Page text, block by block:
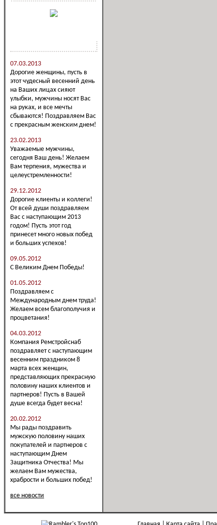
07.03.2013
Дорогие женщины, пусть в
этот чудесный весенний день
на Ваших лицах сияют
улыбки, мужчины носят Вас
на руках, и все мечты
сбываются! Поздравляем Вас
с прекрасным женским днем!
23.02.2013
Уважаемые мужчины,
сегодня Ваш день! Желаем
Вам терпения, мужества и
целеустремленности!
29.12.2012
Дорогие клиенты и коллеги!
От всей души поздравляем
Вас с наступающим 2013
годом! Пусть этот год
принесет много новых побед
и больших успехов!
09.05.2012
С Великим Днем Победы!
01.05.2012
Поздравляем с
Международным днем труда!
Желаем всем благополучия и
процветания!
04.03.2012
Компания Ремстройснаб
поздравляет с наступающим
весенним праздником 8
марта всех женщин,
представляющих прекрасную
половину наших клиентов и
партнеров! Пусть в Вашей
душе всегда будет весна!
20.02.2012
Мы рады поздравить
мужскую половину наших
покупателей и партнеров с
наступающим Днем
Защитника Отчества! Мы
желаем Вам мужества,
храбрости и больших побед!
все новости